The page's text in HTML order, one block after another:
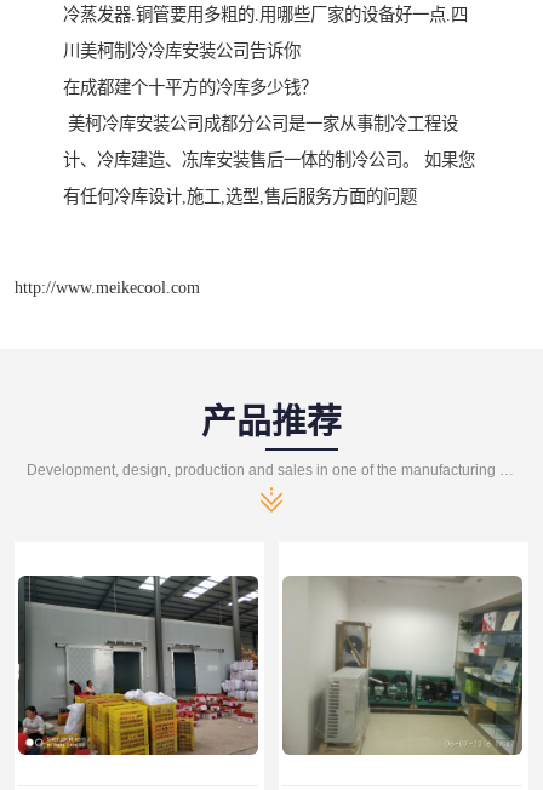
冷蒸发器.铜管要用多粗的.用哪些厂家的设备好一点.四
川美柯制冷冷库安装公司告诉你
在成都建个十平方的冷库多少钱？
美柯冷库安装公司成都分公司是一家从事制冷工程设
计、冷库建造、冻库安装售后一体的制冷公司。 如果您
有任何冷库设计,施工,选型,售后服务方面的问题
http://www.meikecool.com
产品推荐